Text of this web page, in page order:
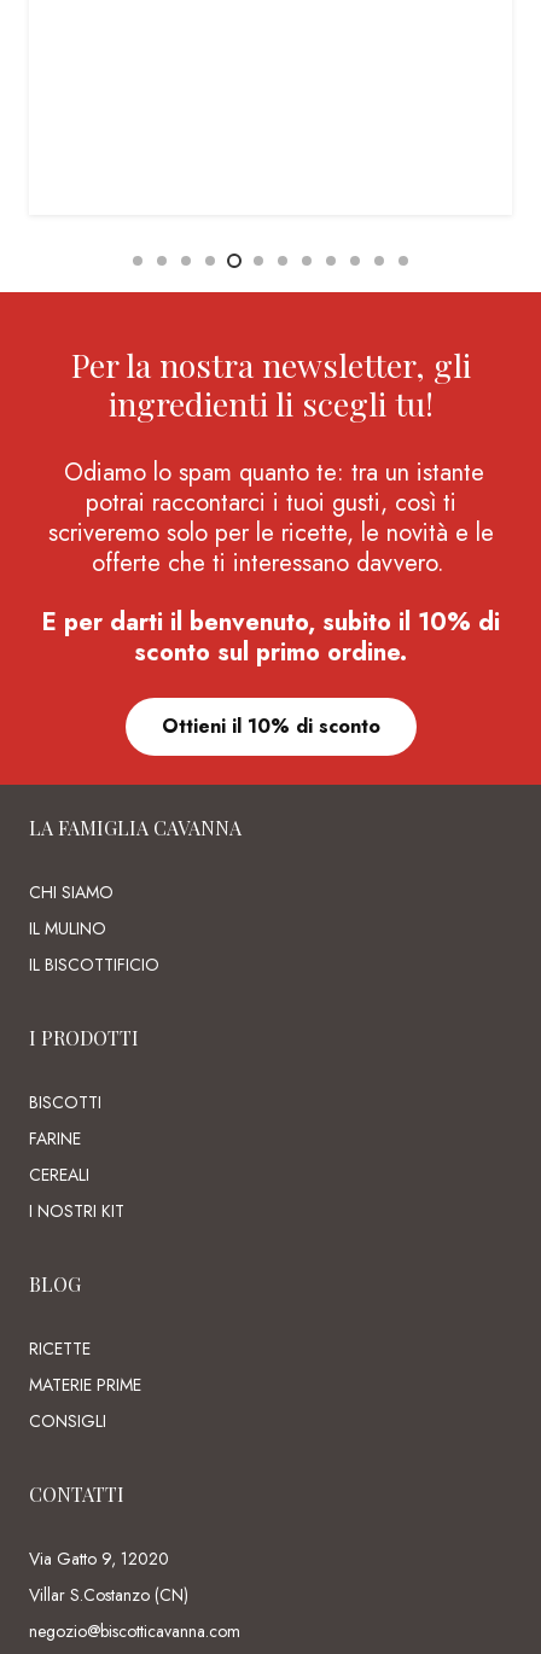
Per la nostra newsletter, gli
ingredienti li scegli tu!
Odiamo lo spam quanto te: tra un istante
potrai raccontarci i tuoi gusti, così ti
scriveremo solo per le ricette, le novità e le
offerte che ti interessano davvero.
E per darti il benvenuto, subito il 10% di
sconto sul primo ordine.
Ottieni il 10% di sconto
LA FAMIGLIA CAVANNA
CHI SIAMO
IL MULINO
IL BISCOTTIFICIO
I PRODOTTI
BISCOTTI
FARINE
CEREALI
I NOSTRI KIT
BLOG
RICETTE
MATERIE PRIME
CONSIGLI
CONTATTI
Via Gatto 9, 12020
Villar S.Costanzo (CN)
negozio@biscotticavanna.com